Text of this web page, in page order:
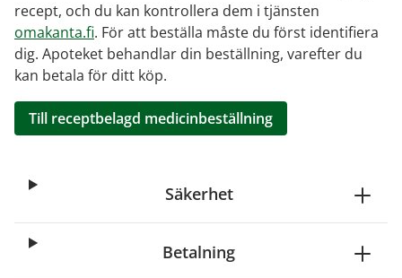
recept, och du kan kontrollera dem i tjänsten
omakanta.fi. För att beställa måste du först identifiera
dig. Apoteket behandlar din beställning, varefter du
kan betala för ditt köp.
Till receptbelagd medicinbeställning
Säkerhet
Betalning